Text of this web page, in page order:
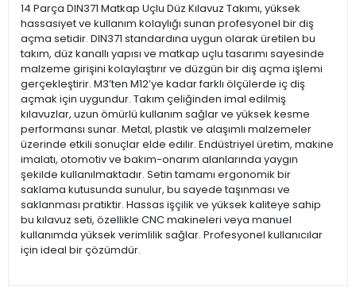
14 Parça DIN371 Matkap Uçlu Düz Kılavuz Takımı, yüksek
hassasiyet ve kullanım kolaylığı sunan profesyonel bir diş
açma setidir. DIN371 standardına uygun olarak üretilen bu
takım, düz kanallı yapısı ve matkap uçlu tasarımı sayesinde
malzeme girişini kolaylaştırır ve düzgün bir diş açma işlemi
gerçekleştirir. M3’ten M12’ye kadar farklı ölçülerde iç diş
açmak için uygundur. Takım çeliğinden imal edilmiş
kılavuzlar, uzun ömürlü kullanım sağlar ve yüksek kesme
performansı sunar. Metal, plastik ve alaşımlı malzemeler
üzerinde etkili sonuçlar elde edilir. Endüstriyel üretim, makine
imalatı, otomotiv ve bakım-onarım alanlarında yaygın
şekilde kullanılmaktadır. Setin tamamı ergonomik bir
saklama kutusunda sunulur, bu sayede taşınması ve
saklanması pratiktir. Hassas işçilik ve yüksek kaliteye sahip
bu kılavuz seti, özellikle CNC makineleri veya manuel
kullanımda yüksek verimlilik sağlar. Profesyonel kullanıcılar
için ideal bir çözümdür.